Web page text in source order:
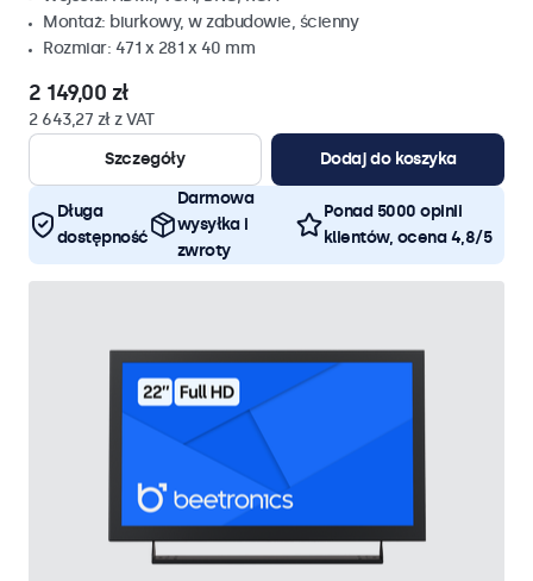
Montaż: biurkowy, w zabudowie, ścienny
Rozmiar: 471 x 281 x 40 mm
2 149,00 zł
2 643,27 zł z VAT
Szczegóły
Dodaj do koszyka
Długa
dostępność
Darmowa
wysyłka i
zwroty
Ponad 5000 opinii
klientów, ocena 4,8/5